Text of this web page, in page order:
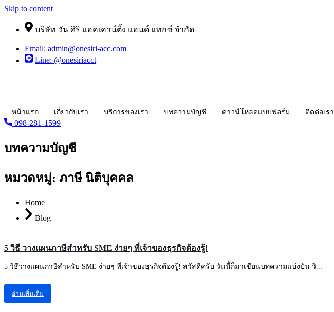
Skip to content
บริษัท วัน ศิริ แอคเคาน์ติ้ง แอนด์ แทกซ์ จำกัด
Email: admin@onesiri-acc.com
Line: @onesiriacct
หน้าแรก เกี่ยวกับเรา บริการของเรา บทความบัญชี ดาวน์โหลดแบบฟอร์ม ติดต่อเรา
098-281-1599
บทความบัญชี
หมวดหมู่: ภาษี นิติบุคคล
Home
Blog
5 วิธี วางแผนภาษีสำหรับ SME ง่ายๆ ที่เจ้าของธุรกิจต้องรู้!
5 วิธีวางแผนภาษีสำหรับ SME ง่ายๆ ที่เจ้าของธุรกิจต้องรู้! สวัสดีครับ วันนี้ก็มาเขียนบทความแบ่งปัน วิ...
อ่านเพิ่มเติม